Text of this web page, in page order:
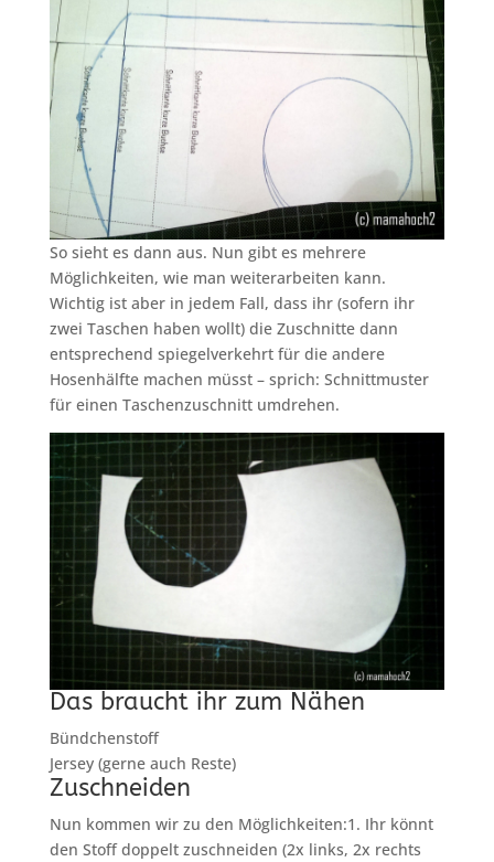
So sieht es dann aus. Nun gibt es mehrere
Möglichkeiten, wie man weiterarbeiten kann.
Wichtig ist aber in jedem Fall, dass ihr (sofern ihr
zwei Taschen haben wollt) die Zuschnitte dann
entsprechend spiegelverkehrt für die andere
Hosenhälfte machen müsst – sprich: Schnittmuster
für einen Taschenzuschnitt umdrehen.
Das braucht ihr zum Nähen
Bündchenstoff
Jersey (gerne auch Reste)
Zuschneiden
Nun kommen wir zu den Möglichkeiten:1. Ihr könnt
den Stoff doppelt zuschneiden (2x links, 2x rechts